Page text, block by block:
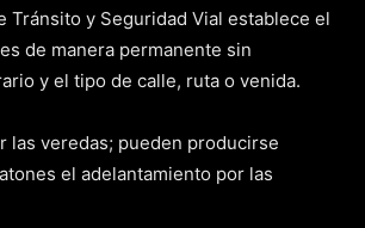
Tránsito y Seguridad Vial establece el
de manera permanente sin
y el tipo de calle, ruta o venida.
las veredas; pueden producirse
el adelantamiento por las